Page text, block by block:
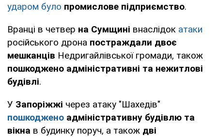
ударом було промислове підприємство.
Вранці в четвер на Сумщині внаслідок атаки
російського дрона постраждали двоє
мешканців Недригайлівської громади, також
пошкоджено адміністративні та нежитлові
будівлі.
У Запоріжжі через атаку "Шахедів"
пошкоджено адміністративну будівлю та
вікна в будинку поруч, а також дві